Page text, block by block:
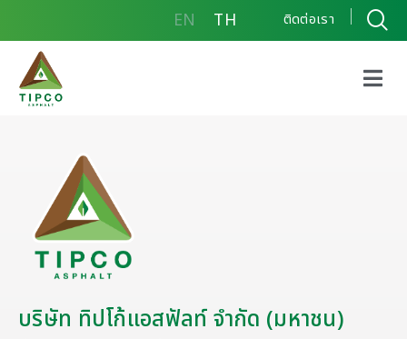
EN TH ติดต่อเรา
บริษัท ทิปโก้แอสฟัลท์ จำกัด (มหาชน)